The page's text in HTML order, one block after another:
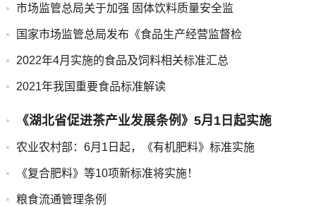
市场监管总局关于加强 固体饮料质量安全监
国家市场监管总局发布《食品生产经营监督检
2022年4月实施的食品及饲料相关标准汇总
2021年我国重要食品标准解读
《湖北省促进茶产业发展条例》5月1日起实施
农业农村部：6月1日起，《有机肥料》标准实施
《复合肥料》等10项新标准将实施！
粮食流通管理条例